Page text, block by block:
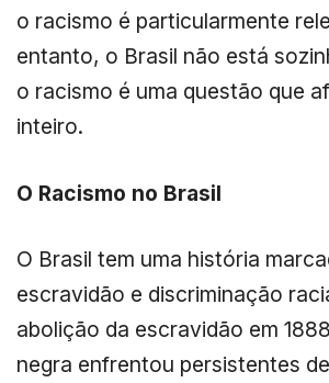
o racismo é particularmente
entanto, o Brasil não está
o racismo é uma questão que
inteiro.
O Racismo no Brasil
O Brasil tem uma história
escravidão e discriminação
abolição da escravidão em
negra enfrentou persistentes